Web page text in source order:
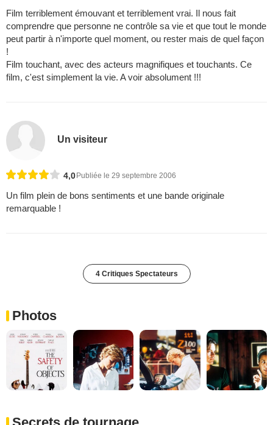
Film terriblement émouvant et terriblement vrai. Il nous fait
comprendre que personne ne contrôle sa vie et que tout le monde
peut partir à n'importe quel moment, ou rester mais de quel façon
!
Film touchant, avec des acteurs magnifiques et touchants. Ce
film, c'est simplement la vie. A voir absolument !!!
Un visiteur
4,0Publiée le 29 septembre 2006
Un film plein de bons sentiments et une bande originale
remarquable !
4 Critiques Spectateurs
Photos